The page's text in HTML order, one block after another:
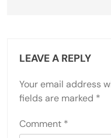
LEAVE A REPLY
Your email address
fields are marked *
Comment *